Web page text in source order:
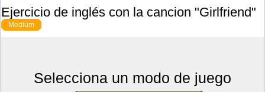
Ejercicio de inglés con la cancion "Girlfriend"
Medium
Selecciona un modo de juego